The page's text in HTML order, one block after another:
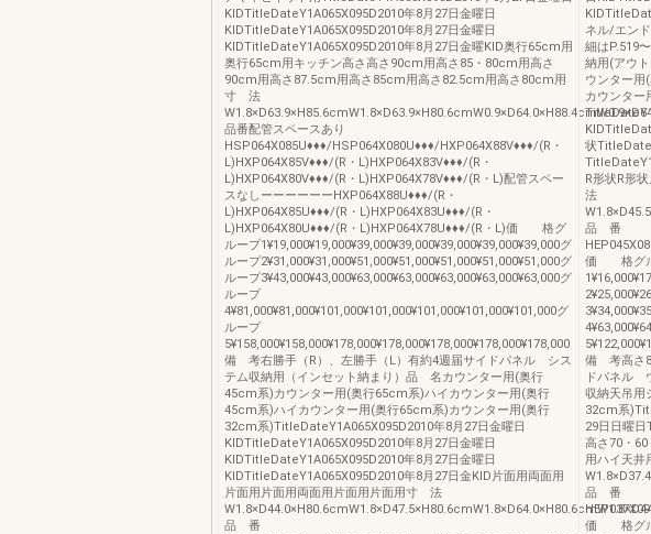
KIDTitleDateY1A065X095D2010年8月27日金曜日
KIDTitleDateY1A065X095D2010年8月27日金曜日
KIDTitleDateY1A065X095D2010年8月27日金曜KID奥行65cm用
奥行65cm用キッチン高さ高さ90cm用高さ85・80cm用高さ
90cm用高さ87.5cm用高さ85cm用高さ82.5cm用高さ80cm用
寸 法
品番配管スペースあり
HSP064X085U♦♦♦/HSP064X080U♦♦♦/HXP064X88V♦♦♦/(R・
L)HXP064X85V♦♦♦/(R・L)HXP064X83V♦♦♦/(R・
L)HXP064X80V♦♦♦/(R・L)HXP064X78V♦♦♦/(R・L)配管スペー
スなしーーーーーーHXP064X88U♦♦♦/(R・
L)HXP064X85U♦♦♦/(R・L)HXP064X83U♦♦♦/(R・
L)HXP064X80U♦♦♦/(R・L)HXP064X78U♦♦♦/(R・L)価 格グ
ループ1¥19,000¥19,000¥39,000¥39,000¥39,000¥39,000¥39,000グ
ループ2¥31,000¥31,000¥51,000¥51,000¥51,000¥51,000¥51,000グ
ループ3¥43,000¥43,000¥63,000¥63,000¥63,000¥63,000¥63,000グ
ループ
4¥81,000¥81,000¥101,000¥101,000¥101,000¥101,000¥101,000グ
ループ
5¥158,000¥158,000¥178,000¥178,000¥178,000¥178,000¥178,000
備 考右勝手（R）、左勝手（L）有約4週届サイドパネル シス
テム収納用（インセット納まり）品 名カウンター用(奥行
45cm系)カウンター用(奥行65cm系)ハイカウンター用(奥行
45cm系)ハイカウンター用(奥行65cm系)カウンター用(奥行
32cm系)TitleDateY1A065X095D2010年8月27日金曜日
KIDTitleDateY1A065X095D2010年8月27日金曜日
KIDTitleDateY1A065X095D2010年8月27日金曜日
KIDTitleDateY1A065X095D2010年8月27日金KID片面用両面用
片面用片面用両面用片面用片面用寸 法
品 番
ネル/エン
細はP.519
納用(アウ
ウンター用
カウンター
状
R形状R形
法
品 番
価 格グ
備 考高さ
ドパネル
収納天吊用
32cm系
29日日曜
高さ70・
用ハイ天
品 番
価 格グ